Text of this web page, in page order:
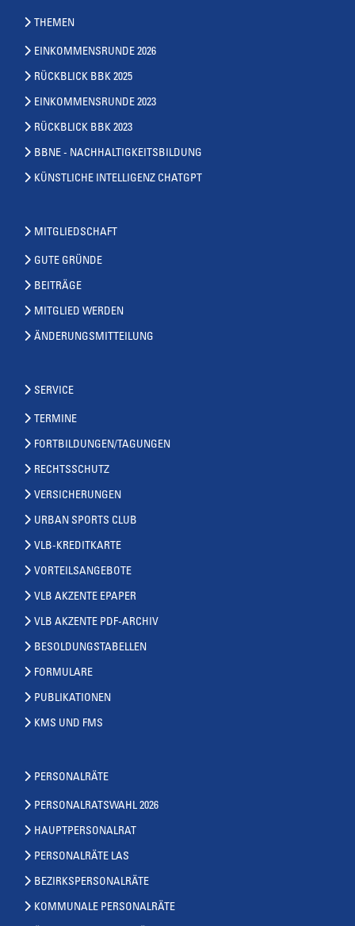
THEMEN
EINKOMMENSRUNDE 2026
RÜCKBLICK BBK 2025
EINKOMMENSRUNDE 2023
RÜCKBLICK BBK 2023
BBNE - NACHHALTIGKEITSBILDUNG
KÜNSTLICHE INTELLIGENZ CHATGPT
MITGLIEDSCHAFT
GUTE GRÜNDE
BEITRÄGE
MITGLIED WERDEN
ÄNDERUNGSMITTEILUNG
SERVICE
TERMINE
FORTBILDUNGEN/TAGUNGEN
RECHTSSCHUTZ
VERSICHERUNGEN
URBAN SPORTS CLUB
VLB-KREDITKARTE
VORTEILSANGEBOTE
VLB AKZENTE EPAPER
VLB AKZENTE PDF-ARCHIV
BESOLDUNGSTABELLEN
FORMULARE
PUBLIKATIONEN
KMS UND FMS
PERSONALRÄTE
PERSONALRATSWAHL 2026
HAUPTPERSONALRAT
PERSONALRÄTE LAS
BEZIRKSPERSONALRÄTE
KOMMUNALE PERSONALRÄTE